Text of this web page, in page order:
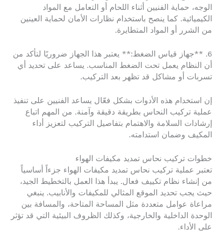
الوجه، حماية الفنيين أثناء اللحام أو التعامل مع المواد
الكيميائية. كما ينصح باستخدام نظارات الأمان لحماية العينين
من الشرر أو المواد المتطايرة.
6. **جهاز قياس الضغط:** يعتبر هذا الجهاز ضروريًا لتأكد من
أن النظام يعمل تحت الضغط المناسب. يساعد على تحديد أي
تسربات أو مشاكل قد تظهر بعد التركيب.
إن استخدام هذه الأدوات بشكل فعّال يساعد الفنيين على تنفيذ
عملية تركيب النحاس بطريقة دقيقة وآمنة. من المهم اتباع
إرشادات السلامة والاهتمام بتفاصيل التركيب لتعزيز أداء
المكيف وضمان استدامته.
خطوات تركيب نحاس تمديد مكيفات الهواء
تعتبر عملية تركيب نحاس تمديد مكيفات الهواء جزءاً أساسياً
من إنشاء نظام تكييف فعال. يبدأ هذا العمل بالتخطيط الجيد،
حيث يجب تحديد الموقع المثالي للمكيفات والأنابيب. ينبغي
مراعاة عوامل متعددة مثل المساحة المتاحة، والمسافة بين
الوحدة الداخلية والخارجية، وكذلك الظروف البيئية التي قد تؤثر
على الأداء.